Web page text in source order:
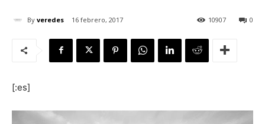
By veredes 16 febrero, 2017 0
10907
[:es]